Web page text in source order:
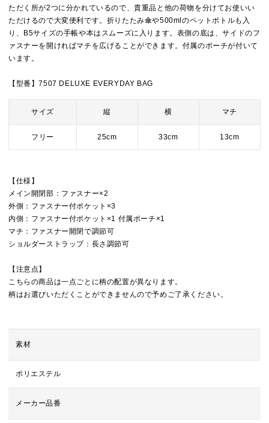
ただく所が2つに分かれているので、貴重品と他の荷物を分けてお使いい
ただけるので大変便利です。折りたたみ傘や500mlのペットボトルも入
り、B5サイズの手帳や本はスムーズに入ります。表側の底は、サイドのフ
ァスナーを開ければマチを広げることができます。付属のポーチが付いて
います。
【型番】7507 DELUXE EVERYDAY BAG
サイズ 縦 横 マチ
フリー 25cm 33cm 13cm
【仕様】
メイン開閉部：ファスナー×2
外側：ファスナー付ポケット×3
内側：ファスナー付ポケット×1 付属ポーチ×1
マチ：ファスナー開閉で調節可
ショルダーストラップ：長さ調節可
【注意点】
こちらの商品は一点ごとに柄の配置が異なります。
柄はお選びいただくことができませんので予めご了承ください。
素材
ポリエステル
メーカー品番